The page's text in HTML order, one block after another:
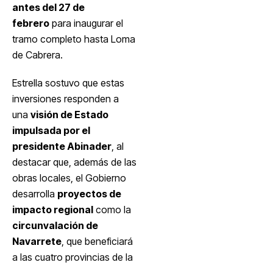
antes del 27 de
febrero para inaugurar el
tramo completo hasta Loma
de Cabrera.
Estrella sostuvo que estas
inversiones responden a
una visión de Estado
impulsada por el
presidente Abinader , al
destacar que, además de las
obras locales, el Gobierno
desarrolla proyectos de
impacto regional como la
circunvalación de
Navarrete , que beneficiará
a las cuatro provincias de la